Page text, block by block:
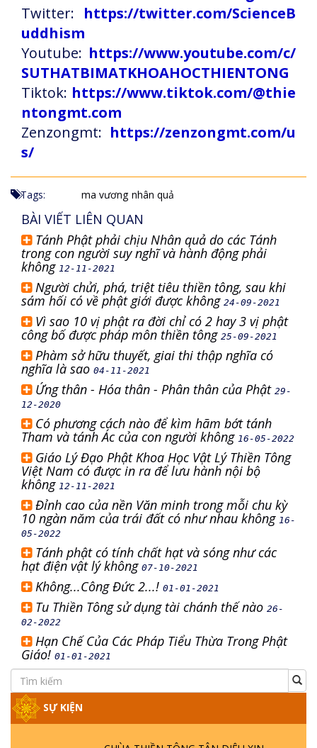
Twitter: https://twitter.com/ScienceB
uddhism
Youtube: https://www.youtube.com/c/
SUTHATBIMATKHOAHOCTHIENTONG
Tiktok: https://www.tiktok.com/@thie
ntongmt.com
Zenzongmt: https://zenzongmt.com/u
s/
Tags: ma vương nhân quả
BÀI VIẾT LIÊN QUAN
Tánh Phật phải chịu Nhân quả do các Tánh
trong con người suy nghĩ và hành động phải
không 12-11-2021
Người chửi, phá, triệt tiêu thiền tông, sau khi
sám hối có về phật giới được không 24-09-2021
Vì sao 10 vị phật ra đời chỉ có 2 hay 3 vị phật
công bố được pháp môn thiền tông 25-09-2021
Phàm sở hữu thuyết, giai thi thập nghĩa có
nghĩa là sao 04-11-2021
Ứng thân - Hóa thân - Phân thân của Phật 29-
12-2020
Có phương cách nào để kìm hãm bớt tánh
Tham và tánh Ác của con người không 16-05-2022
Giáo Lý Đạo Phật Khoa Học Vật Lý Thiền Tông
Việt Nam có được in ra để lưu hành nội bộ
không 12-11-2021
Đỉnh cao của nền Văn minh trong mỗi chu kỳ
10 ngàn năm của trái đất có như nhau không 16-
05-2022
Tánh phật có tính chất hạt và sóng như các
hạt điện vật lý không 07-10-2021
Không...Công Đức 2...! 01-01-2021
Tu Thiền Tông sử dụng tài chánh thế nào 26-
02-2022
Hạn Chế Của Các Pháp Tiểu Thừa Trong Phật
Giáo! 01-01-2021
SỰ KIỆN